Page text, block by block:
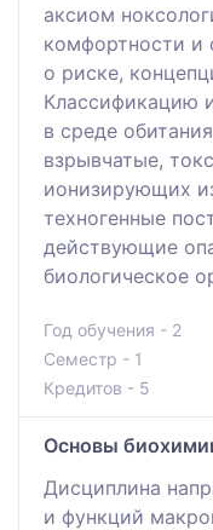
аксиом
комфортности и
о риске,
Классификацию
в среде
взрывчатые,
ионизирующих
техногенные
действующие
биологическое
Год обучения - 2
Семестр - 1
Кредитов - 5
Основы
Дисциплинa
и функций